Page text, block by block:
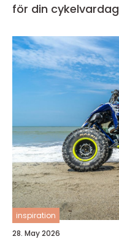
för din cykelvardag
inspiration
28. May 2026